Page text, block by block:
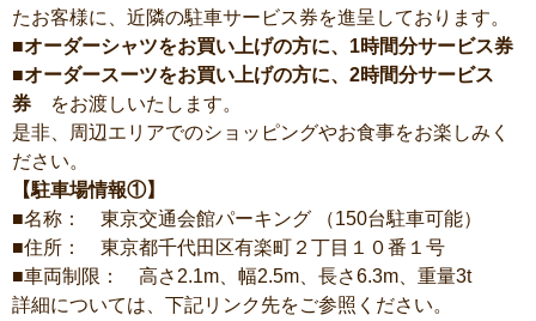
たお客様に、近隣の駐車サービス券を進呈しております。
■オーダーシャツをお買い上げの方に、1時間分サービス券
■オーダースーツをお買い上げの方に、2時間分サービス
券 をお渡しいたします。
是非、周辺エリアでのショッピングやお食事をお楽しみく
ださい。
【駐車場情報①】
■名称： 東京交通会館パーキング （150台駐車可能）
■住所： 東京都千代田区有楽町２丁目１０番１号
■車両制限： 高さ2.1m、幅2.5m、長さ6.3m、重量3t
詳細については、下記リンク先をご参照ください。